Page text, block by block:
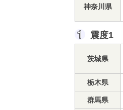
神奈川県
震度1
茨城県
栃木県
群馬県